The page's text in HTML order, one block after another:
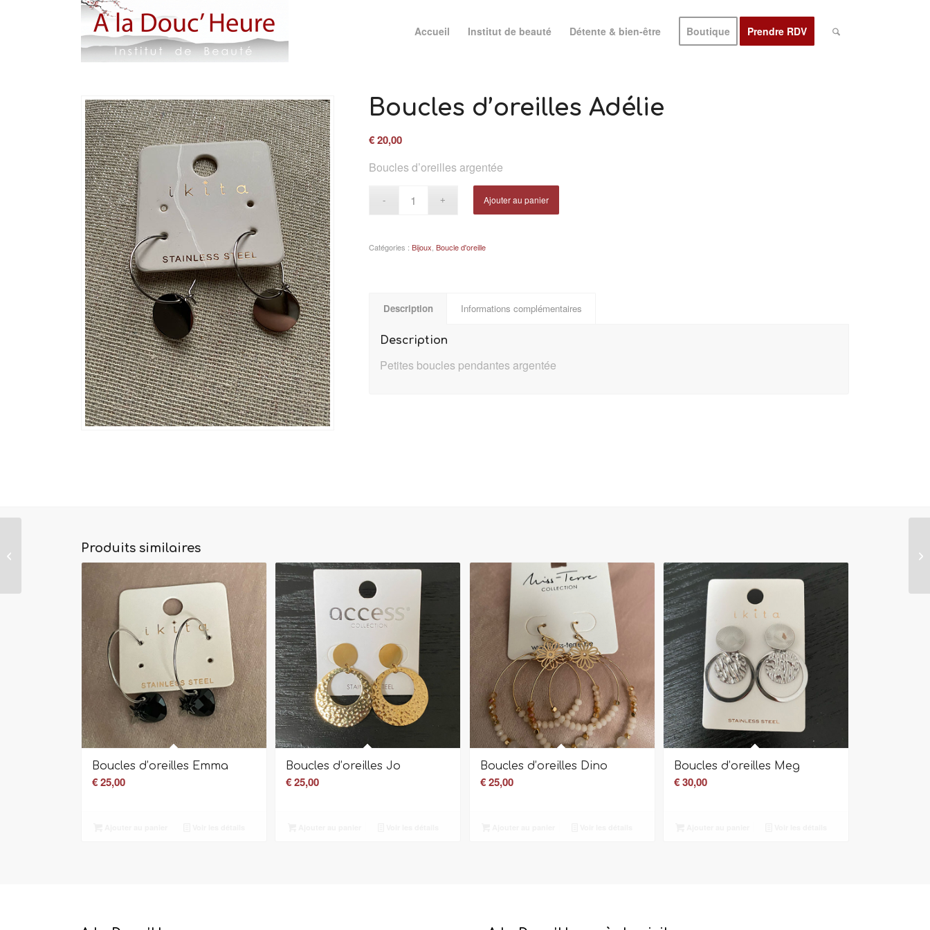
Accueil Institut de beauté Détente & bien-être Boutique Prendre RDV
Boucles d’oreilles Adélie
€20,00
Boucles d’oreilles argentée
Ajouter au panier
Catégories :Bijoux ,Boucle d'oreille
Description Informations complémentaires
Description
Petites boucles pendantes argentée
Produits similaires
Boucles d’oreilles Emma
€25,00
Boucles d’oreilles Jo
€25,00
Boucles d’oreilles Dino
€25,00
Boucles d’oreilles Meg
€30,00
Boucles d’oreilles Dom